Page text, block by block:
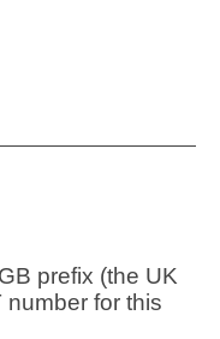
prefix (the UK
number for this